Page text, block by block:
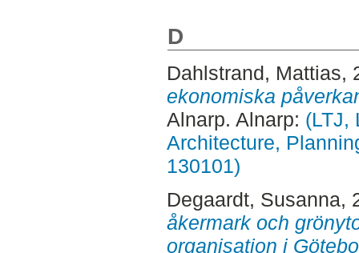
D
Dahlstrand, Mattias,
ekonomiska
Alnarp. Alnarp: (LTJ,
Architecture,
130101)
Degaardt, Susanna,
åkermark och
organisation i